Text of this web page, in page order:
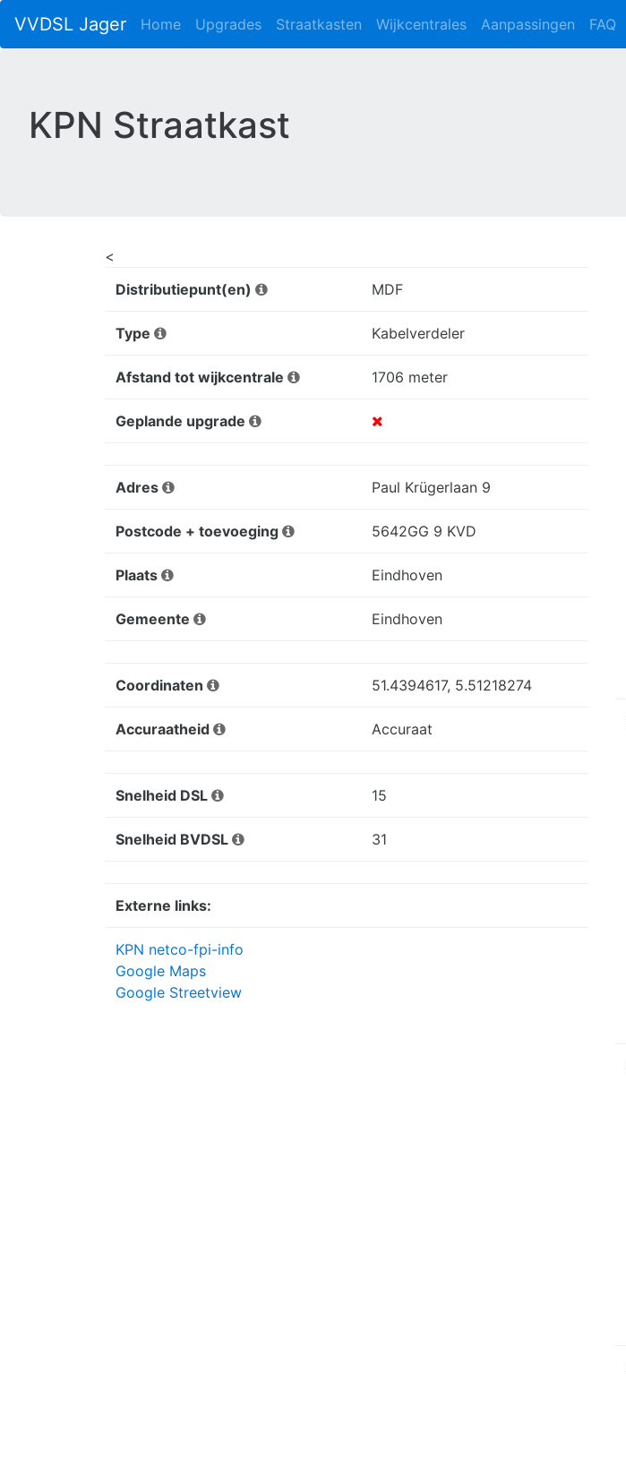
VVDSL Jager Home Upgrades Straatkasten Wijkcentrales Aanpassingen FAQ
KPN Straatkast
<
Distributiepunt(en)
MDF
Type Kabelverdeler
Afstand tot wijkcentrale 1706 meter
Geplande upgrade
Adres Paul Krügerlaan 9
Postcode + toevoeging 5642GG 9 KVD
Plaats Eindhoven
Gemeente Eindhoven
Coordinaten 51.4394617, 5.51218274
Accuraatheid Accuraat
Snelheid DSL 15
Snelheid BVDSL 31
Externe links:
KPN netco-fpi-info
Google Maps
Google Streetview